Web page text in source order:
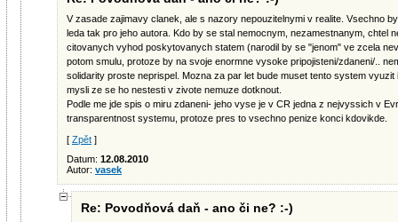
V zasade zajimavy clanek, ale s nazory nepouzitelnymi v realite. Vsechno
leda tak pro jeho autora. Kdo by se stal nemocnym, nezamestnanym, chtel
citovanych vyhod poskytovanych statem (narodil by se "jenom" ve zcela
potom smulu, protoze by na svoje enormne vysoke pripojisteni/zdaneni/..
solidarity proste neprispel. Mozna za par let bude muset tento system
mysli ze se ho nestesti v zivote nemuze dotknout.
Podle me jde spis o miru zdaneni- jeho vyse je v CR jedna z nejvyssich v
transparentnost systemu, protoze pres to vsechno penize konci kdovikde.
[ Zpět ]
Datum: 12.08.2010
Autor: vasek
Re: Povodňová daň - ano či ne? :-)